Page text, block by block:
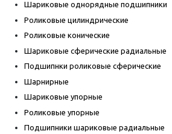
Шариковые однорядные подшипники
Роликовые цилиндрические
Роликовые конические
Шариковые сферические радиальные
Подшипнки роликовые сферические
Шарнирные
Шариковые упорные
Роликовые упорные
Подшипники шариковые радиальные